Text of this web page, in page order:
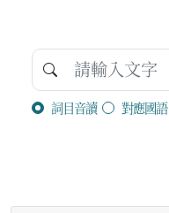
詞目音讀 對應國語